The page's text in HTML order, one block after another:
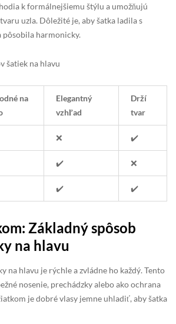
k formálnejšiemu štýlu a umožňujú
uzla. Dôležité je, aby šatka ladila s
pôsobila harmonicky.
šatiek na hlavu
na
Elegantný
vzhľad
Drží
tvar
❌ ✔️
✔️ ❌
✔️ ✔️
Základný spôsob
na hlavu
na hlavu je rýchle a zvládne ho každý. Tento
nosenie, prechádzky alebo ako ochrana
je dobré vlasy jemne uhladiť, aby šatka